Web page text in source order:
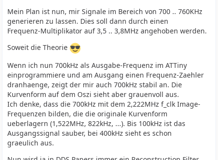
Mein Plan ist nun, mir Signale im Bereich von 700 .. 760KHz
generieren zu lassen. Dies soll dann durch einen
Frequenz-Multiplikator auf 3,5 .. 3,8MHz angehoben werden.
Soweit die Theorie
Wenn ich nun 700kHz als Ausgabe-Frequenz im ATTiny
einprogrammiere und am Ausgang einen Frequenz-Zaehler
dranhaenge, zeigt der mir auch 700kHz stabil an. Die
Kurvenform auf dem Oszi sieht aber grauenvoll aus.
Ich denke, dass die 700kHz mit dem 2,222MHz f_clk Image-
Frequenzen bilden, die die originale Kurvenform
ueberlagern (1,522MHz, 822kHz, ...). Bis 100kHz ist das
Ausgangssignal sauber, bei 400kHz sieht es schon
graeulich aus.